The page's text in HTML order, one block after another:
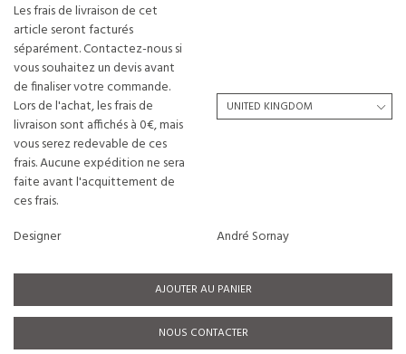
Les frais de livraison de cet
article seront facturés
séparément. Contactez-nous si
vous souhaitez un devis avant
de finaliser votre commande.
Lors de l'achat, les frais de
livraison sont affichés à 0€, mais
vous serez redevable de ces
frais. Aucune expédition ne sera
faite avant l'acquittement de
ces frais.
Designer
André Sornay
AJOUTER AU PANIER
NOUS CONTACTER